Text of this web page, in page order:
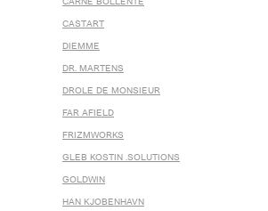
CASTART
DIEMME
DR. MARTENS
DROLE DE MONSIEUR
FAR AFIELD
FRIZMWORKS
GLEB KOSTIN .SOLUTIONS
GOLDWIN
HAN KJOBENHAVN